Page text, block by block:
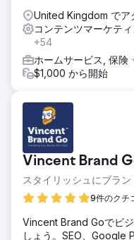
United Kingdom でア
コンテンツマーケテ
+54
ホームサービス, 保険
$1,000 から開始
Vincent Brand
スタイリッシュにブラ
9件のクチ
Vincent Brand Goでビ
しょう。SEO、Google